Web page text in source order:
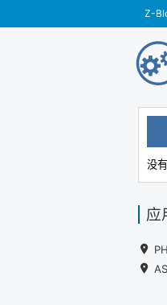
Z-
没
应